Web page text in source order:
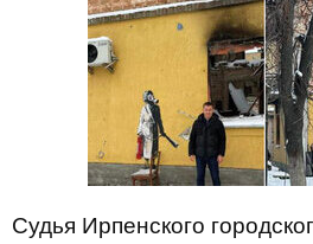
Судья Ирпенского